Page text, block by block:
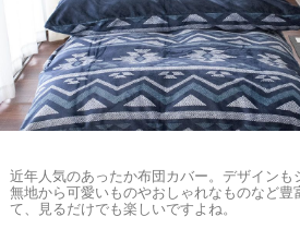
近年人気のあったか布団カバー。デザインも
無地から可愛いものやおしゃれなものなど豊
て、見るだけでも楽しいですよね。